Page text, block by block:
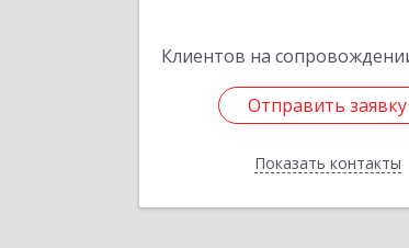
Клиентов на
Отправить заявку
Показать контакты
Отправить заявку
Назад